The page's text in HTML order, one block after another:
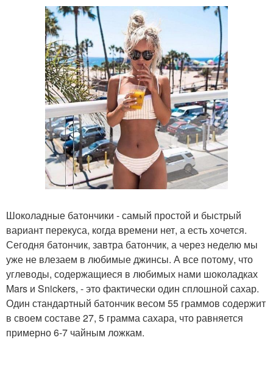
Шоколадные батончики - самый простой и быстрый
вариант перекуса, когда времени нет, а есть хочется.
Сегодня батончик, завтра батончик, а через неделю мы
уже не влезаем в любимые джинсы. А все потому, что
углеводы, содержащиеся в любимых нами шоколадках
Mars и Snickers, - это фактически один сплошной сахар.
Один стандартный батончик весом 55 граммов содержит
в своем составе 27, 5 грамма сахара, что равняется
примерно 6-7 чайным ложкам.